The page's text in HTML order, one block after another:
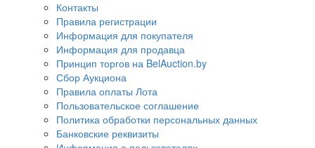
Контакты
Правила регистрации
Информация для покупателя
Информация для продавца
Принцип торгов на BelAuction.by
Сбор Аукциона
Правила оплаты Лота
Пользовательское соглашение
Политика обработки персональных данных
Банковские реквизиты